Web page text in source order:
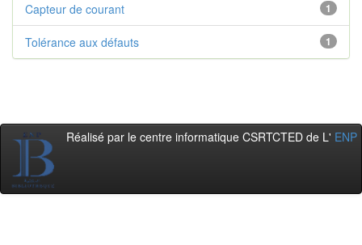
1
Capteur de courant
1
Tolérance aux défauts
Réalisé par le centre informatique CSRTCTED de L' ENP